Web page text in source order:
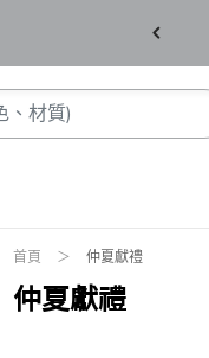
首頁 仲夏獻禮
仲夏獻禮